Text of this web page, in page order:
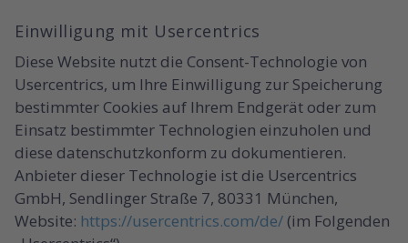
Einwilligung mit Usercentrics
Diese Website nutzt die Consent-Technologie von
Usercentrics, um Ihre Einwilligung zur Speicherung
bestimmter Cookies auf Ihrem Endgerät oder zum
Einsatz bestimmter Technologien einzuholen und
diese datenschutzkonform zu dokumentieren.
Anbieter dieser Technologie ist die Usercentrics
GmbH, Sendlinger Straße 7, 80331 München,
Website: https://usercentrics.com/de/ (im Folgenden